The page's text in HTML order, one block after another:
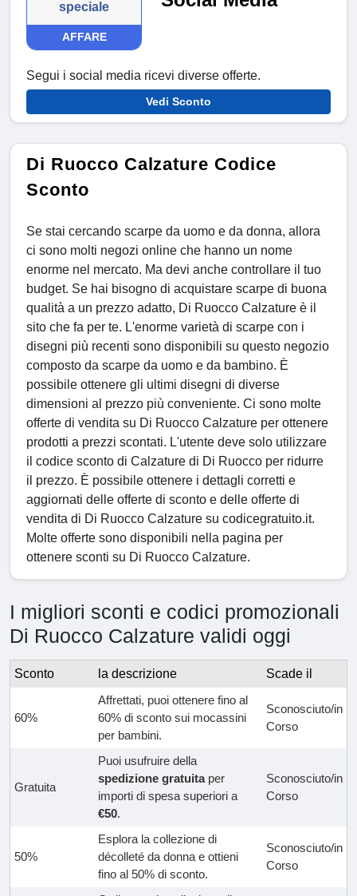
speciale
AFFARE
Segui i social media ricevi diverse offerte.
Vedi Sconto
Di Ruocco Calzature Codice
Sconto
Se stai cercando scarpe da uomo e da donna, allora
ci sono molti negozi online che hanno un nome
enorme nel mercato. Ma devi anche controllare il tuo
budget. Se hai bisogno di acquistare scarpe di buona
qualità a un prezzo adatto, Di Ruocco Calzature è il
sito che fa per te. L'enorme varietà di scarpe con i
disegni più recenti sono disponibili su questo negozio
composto da scarpe da uomo e da bambino. È
possibile ottenere gli ultimi disegni di diverse
dimensioni al prezzo più conveniente. Ci sono molte
offerte di vendita su Di Ruocco Calzature per ottenere
prodotti a prezzi scontati. L'utente deve solo utilizzare
il codice sconto di Calzature di Di Ruocco per ridurre
il prezzo. È possibile ottenere i dettagli corretti e
aggiornati delle offerte di sconto e delle offerte di
vendita di Di Ruocco Calzature su codicegratuito.it.
Molte offerte sono disponibili nella pagina per
ottenere sconti su Di Ruocco Calzature.
I migliori sconti e codici promozionali
Di Ruocco Calzature validi oggi
Sconto la descrizione Scade il
60%
Affrettati, puoi ottenere fino al
60% di sconto sui mocassini
per bambini.
Sconosciuto/in
Corso
Gratuita
Puoi usufruire della
spedizione gratuitaper
importi di spesa superiori a
€50.
Sconosciuto/in
Corso
50%
Esplora la collezione di
décolleté da donna e ottieni
fino al 50% di sconto.
Sconosciuto/in
Corso